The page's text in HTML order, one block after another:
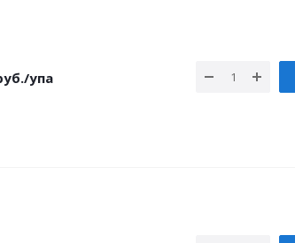
/упа